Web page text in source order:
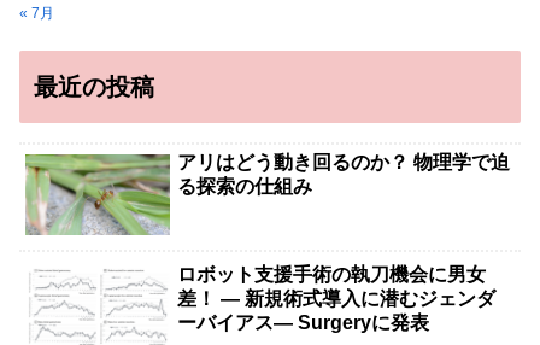
« 7月
最近の投稿
アリはどう動き回るのか？ 物理学で迫
る探索の仕組み
ロボット支援手術の執刀機会に男女
差！ — 新規術式導入に潜むジェンダ
ーバイアス— Surgeryに発表